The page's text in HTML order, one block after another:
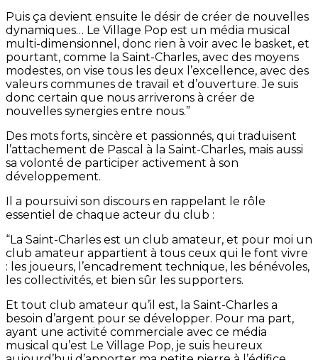
Puis ça devient ensuite le désir de créer de nouvelles
dynamiques… Le Village Pop est un média musical
multi-dimensionnel, donc rien à voir avec le basket, et
pourtant, comme la Saint-Charles, avec des moyens
modestes, on vise tous les deux l’excellence, avec des
valeurs communes de travail et d’ouverture. Je suis
donc certain que nous arriverons à créer de
nouvelles synergies entre nous.”
Des mots forts, sincère et passionnés, qui traduisent
l’attachement de Pascal à la Saint-Charles, mais aussi
sa volonté de participer activement à son
développement.
Il a poursuivi son discours en rappelant le rôle
essentiel de chaque acteur du club :
“La Saint-Charles est un club amateur, et pour moi un
club amateur appartient à tous ceux qui le font vivre
: les joueurs, l’encadrement technique, les bénévoles,
les collectivités, et bien sûr les supporters.
Et tout club amateur qu’il est, la Saint-Charles a
besoin d’argent pour se développer. Pour ma part,
ayant une activité commerciale avec ce média
musical qu’est Le Village Pop, je suis heureux